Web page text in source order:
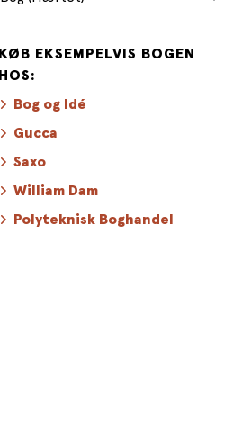
KØB EKSEMPELVIS BOGEN
HOS:
Bog og Idé
Gucca
Saxo
William Dam
Polyteknisk Boghandel